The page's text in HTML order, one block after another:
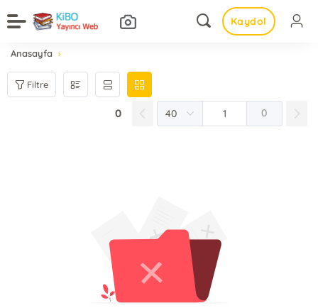
Kaydol
Anasayfa
Filtre
0 0